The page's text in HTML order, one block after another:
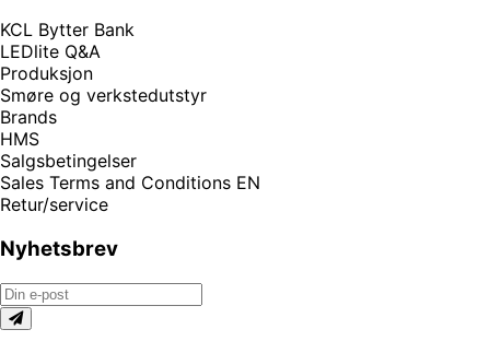
KCL Bytter Bank
LEDlite Q&A
Produksjon
Smøre og verkstedutstyr
Brands
HMS
Salgsbetingelser
Sales Terms and Conditions EN
Retur/service
Nyhetsbrev